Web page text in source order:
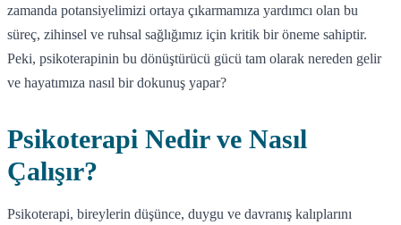
zamanda potansiyelimizi ortaya çıkarmamıza yardımcı olan bu
süreç, zihinsel ve ruhsal sağlığımız için kritik bir öneme sahiptir.
Peki, psikoterapinin bu dönüştürücü gücü tam olarak nereden gelir
ve hayatımıza nasıl bir dokunuş yapar?
Psikoterapi Nedir ve Nasıl
Çalışır?
Psikoterapi, bireylerin düşünce, duygu ve davranış kalıplarını